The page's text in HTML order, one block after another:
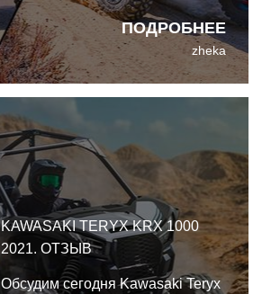
ПОДРОБНЕЕ
автобусы вы не рассматриваете.
Вам нужен качественный
вездеход, в который можно
просто сесть и ехать, особо не
размышляя. Что можно
посоветовать?
zheka
KAWASAKI TERYX KRX 1000
2021. ОТЗЫВ
Обсудим сегодня Kawasaki Teryx